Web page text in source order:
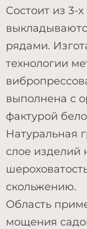
Состоит из 3-
рядами.
технологии
выполнена с
фактурой
Натуральная
слое изделий
скольжению.
Область
мощения